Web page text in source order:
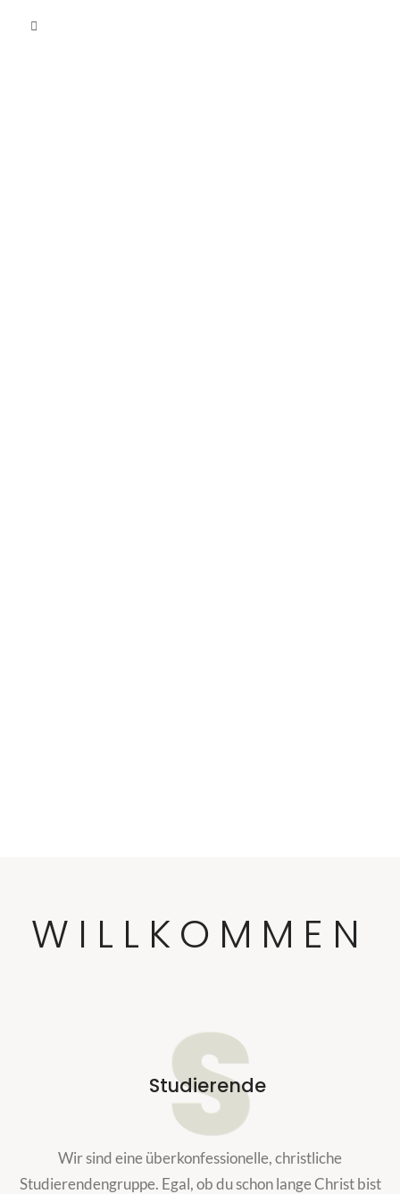
WILLKOMMEN
Studierende
S
Wir sind eine überkonfessionelle, christliche
Studierendengruppe. Egal, ob du schon lange Christ bist